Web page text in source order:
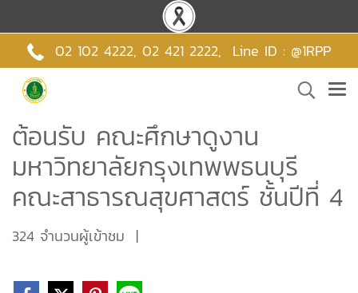
02 102 4222, 02 421 2222, Line ID : @1RPP
ต้อนรับ คณะศึกษาดูงาน
มหาวิทยาลัยกรุงเทพพธนบุรี
คณะสาธารณสุขศาสตร์ ชั้นปีที่ 4
324 จำนวนผู้เข้าชม |